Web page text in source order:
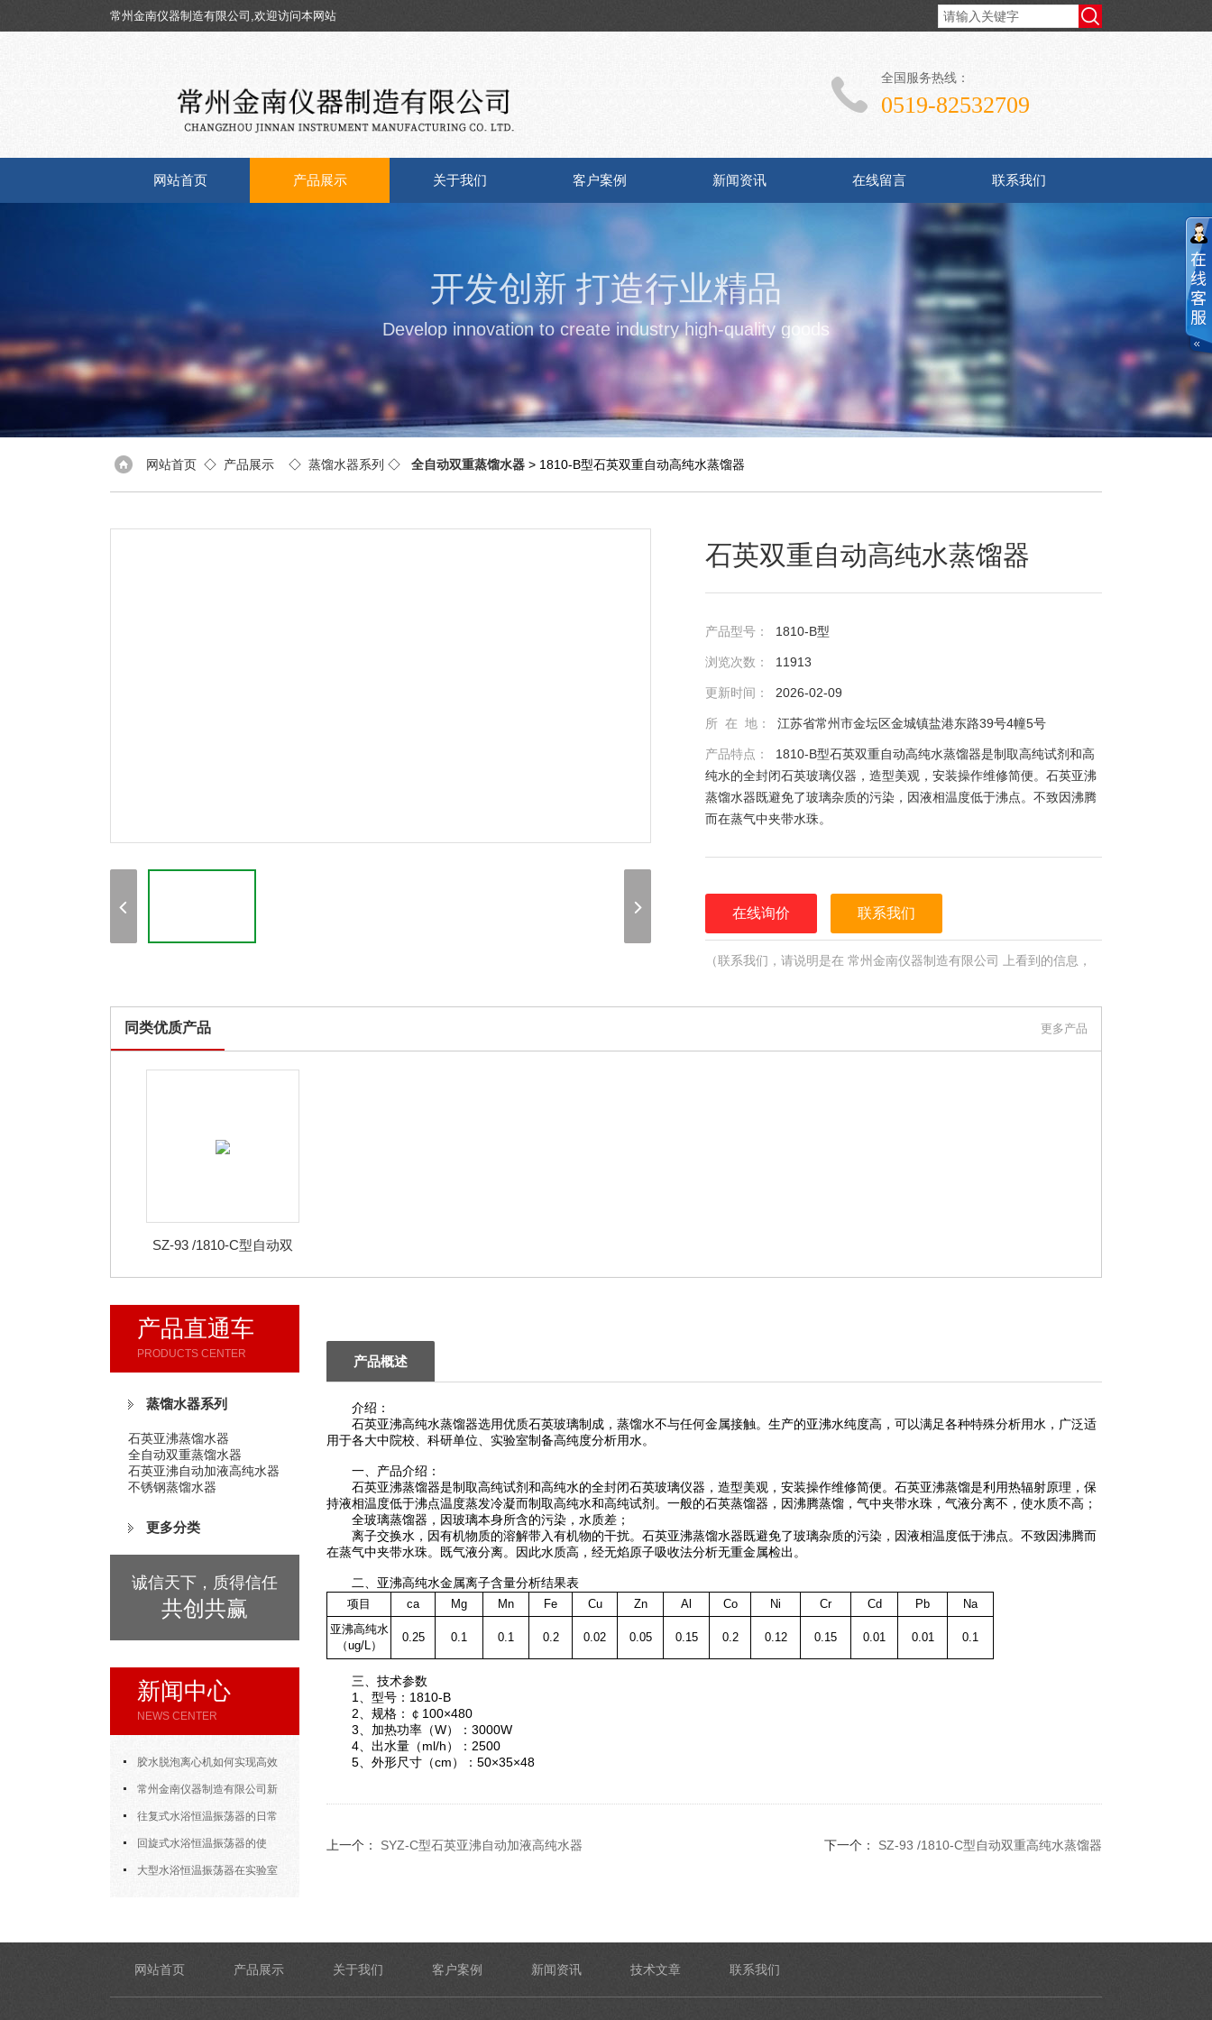
常州金南仪器制造有限公司,欢迎访问本网站
全国服务热线：
0519-82532709
网站首页 产品展示 关于我们 客户案例 新闻资讯 在线留言 联系我们
开发创新 打造行业精品
Develop innovation to create industry high-quality goods
网站首页 ◇ 产品展示 ◇ 蒸馏水器系列 ◇ 全自动双重蒸馏水器 > 1810-B型石英双重自动高纯水蒸馏器
石英双重自动高纯水蒸馏器
产品型号： 1810-B型
浏览次数： 11913
更新时间： 2026-02-09
所 在 地： 江苏省常州市金坛区金城镇盐港东路39号4幢5号
产品特点： 1810-B型石英双重自动高纯水蒸馏器是制取高纯试剂和高
纯水的全封闭石英玻璃仪器，造型美观，安装操作维修简便。石英亚沸
蒸馏水器既避免了玻璃杂质的污染，因液相温度低于沸点。不致因沸腾
而在蒸气中夹带水珠。
在线询价 联系我们
（联系我们，请说明是在 常州金南仪器制造有限公司 上看到的信息，
同类优质产品 更多产品
SZ-93 /1810-C型自动双
产品直通车
PRODUCTS CENTER
蒸馏水器系列
石英亚沸蒸馏水器
全自动双重蒸馏水器
石英亚沸自动加液高纯水器
不锈钢蒸馏水器
更多分类
诚信天下，质得信任
共创共赢
新闻中心
NEWS CENTER
胶水脱泡离心机如何实现高效
脱泡常州金南仪器制造有限公司新
年开门大吉
往复式水浴恒温振荡器的日常
使用回旋式水浴恒温振荡器的使
用，方法其实很简单
大型水浴恒温振荡器在实验室
产品概述
介绍：
石英亚沸高纯水蒸馏器选用优质石英玻璃制成，蒸馏水不与任何金属接触。生产的亚沸水纯度高，可以满足各种特殊分析用水，广泛适
用于各大中院校、科研单位、实验室制备高纯度分析用水。
一、产品介绍：
石英亚沸蒸馏器是制取高纯试剂和高纯水的全封闭石英玻璃仪器，造型美观，安装操作维修简便。石英亚沸蒸馏是利用热辐射原理，保
持液相温度低于沸点温度蒸发冷凝而制取高纯水和高纯试剂。一般的石英蒸馏器，因沸腾蒸馏，气中夹带水珠，气液分离不，使水质不高；
全玻璃蒸馏器，因玻璃本身所含的污染，水质差；
离子交换水，因有机物质的溶解带入有机物的干扰。石英亚沸蒸馏水器既避免了玻璃杂质的污染，因液相温度低于沸点。不致因沸腾而
在蒸气中夹带水珠。既气液分离。因此水质高，经无焰原子吸收法分析无重金属检出。
二、亚沸高纯水金属离子含量分析结果表
项目 ca Mg Mn Fe Cu Zn Al Co Ni Cr Cd Pb
Na
亚沸高纯水
（ug/L）
0.25 0.1 0.1 0.2 0.02 0.05 0.15 0.2 0.12 0.15 0.01 0.01 0.1
三、技术参数
1、型号：1810-B
2、规格：￠100×480
3、加热功率（W）：3000W
4、出水量（ml/h）：2500
5、外形尺寸（cm）：50×35×48
上一个： SYZ-C型石英亚沸自动加液高纯水器 下一个： SZ-93 /1810-C型自动双重高纯水蒸馏器
网站首页 产品展示 关于我们 客户案例 新闻资讯 技术文章 联系我们